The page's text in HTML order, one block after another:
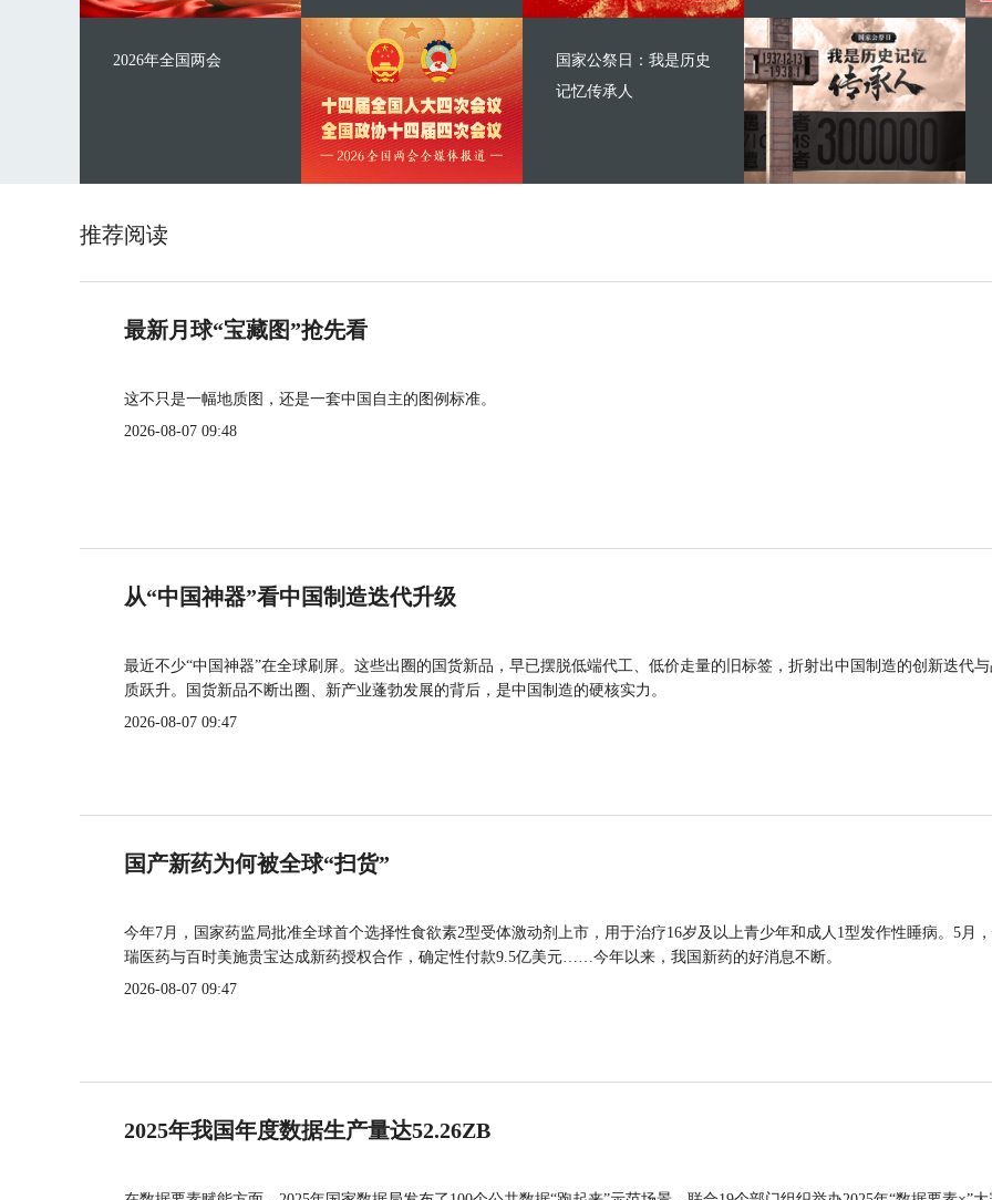
2026年全国两会
国家公祭日：我是历史
记忆传承人
推荐阅读
最新月球“宝藏图”抢先看
这不只是一幅地质图，还是一套中国自主的图例标准。
2026-08-07 09:48
从“中国神器”看中国制造迭代升级
最近不少“中国神器”在全球刷屏。这些出圈的国货新品，早已摆脱低端代工、低价走量的旧标签，折射出中国制造的创新迭代
质跃升。国货新品不断出圈、新产业蓬勃发展的背后，是中国制造的硬核实力。
2026-08-07 09:47
国产新药为何被全球“扫货”
今年7月，国家药监局批准全球首个选择性食欲素2型受体激动剂上市，用于治疗16岁及以上青少年和成人1型发作性睡病。5月
瑞医药与百时美施贵宝达成新药授权合作，确定性付款9.5亿美元……今年以来，我国新药的好消息不断。
2026-08-07 09:47
2025年我国年度数据生产量达52.26ZB